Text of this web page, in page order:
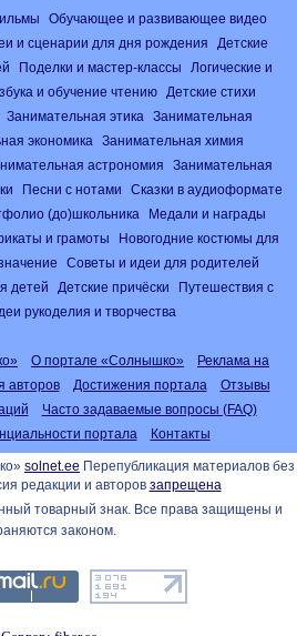
Обучающее и развивающее видео
и сценарии для дня рождения
Детские
Поделки и мастер-классы
Логические и
и обучение чтению
Детские стихи
Занимательная этика
Занимательная
экономика
Занимательная химия
астрономия
Занимательная
Песни с нотами
Сказки в аудиоформате
(до)школьника
Медали и награды
и грамоты
Новогодние костюмы для
Советы и идеи для родителей
детей
Детские причёски
Путешествия с
рукоделия и творчества
О портале «Солнышко»
Реклама на
авторов Достижения портала
Отзывы
Часто задаваемые вопросы (FAQ)
портала
Контакты
solnet.ee Перепубликация материалов без
редакции и авторов запрещена
товарный знак. Все права защищены и
законом.